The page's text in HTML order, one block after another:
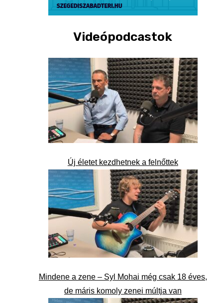
Videópodcastok
Új életet kezdhetnek a felnőttek
Mindene a zene – Syl Mohai még csak 18 éves,
de máris komoly zenei múltja van